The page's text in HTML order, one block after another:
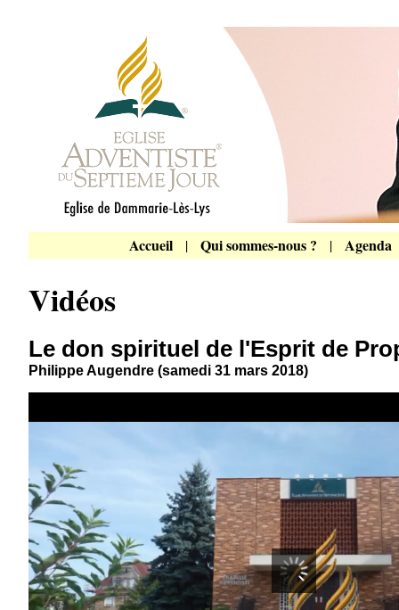
Accueil| Qui sommes-nous ? | Agenda
Vidéos
Le don spirituel de l'Esprit de
Philippe Augendre (samedi 31 mars 2018)